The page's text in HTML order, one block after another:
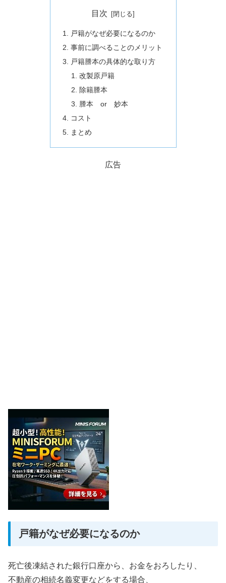
目次
戸籍がなぜ必要になるのか
事前に調べることのメリット
戸籍謄本の具体的な取り方
改製原戸籍
除籍謄本
謄本 or 妙本
コスト
まとめ
広告
戸籍がなぜ必要になるのか
死亡後凍結された銀行口座から、お金をおろしたり、
不動産の相続名義変更などをする場合、